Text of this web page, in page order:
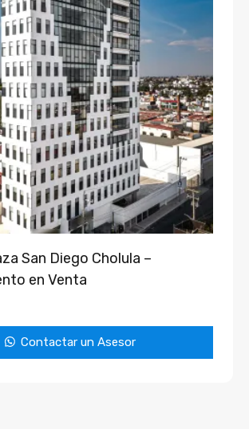
San Diego Cholula –
en Venta
Contactar un Asesor